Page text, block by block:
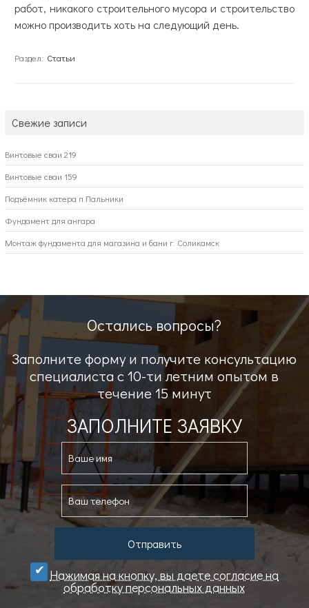
работ, никакого строительного мусора и строительство
можно производить хоть на следующий день.
Раздел: Статьи
Свежие записи
Винтовые сваи 219
Винтовые сваи 159
Подъёмник катера п.Пальники
Фундамент для ангара
Монтаж фундамента для магазина и бани г. Соликамск
Остались вопросы?
Заполните форму и получите консультацию
специалиста с 10-ти летним опытом в
течение 15 минут
ЗАПОЛНИТЕ ЗАЯВКУ
Отправить
Нажимая на кнопку, вы даете cогласие на
обработку персональных данных